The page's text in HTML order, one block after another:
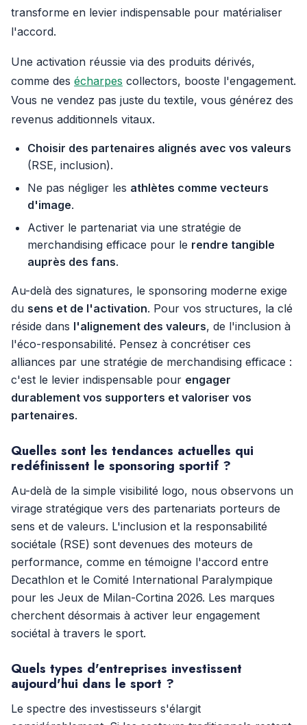
transforme en levier indispensable pour matérialiser
l'accord.
Une activation réussie via des produits dérivés,
comme des écharpes collectors, booste l'engagement.
Vous ne vendez pas juste du textile, vous générez des
revenus additionnels vitaux.
Choisir des partenaires alignés avec vos valeurs
(RSE, inclusion).
Ne pas négliger les athlètes comme vecteurs
d'image.
Activer le partenariat via une stratégie de
merchandising efficace pour le rendre tangible
auprès des fans.
Au-delà des signatures, le sponsoring moderne exige
du sens et de l'activation. Pour vos structures, la clé
réside dans l'alignement des valeurs, de l'inclusion à
l'éco-responsabilité. Pensez à concrétiser ces
alliances par une stratégie de merchandising efficace :
c'est le levier indispensable pour engager
durablement vos supporters et valoriser vos
partenaires.
Quelles sont les tendances actuelles qui
redéfinissent le sponsoring sportif ?
Au-delà de la simple visibilité logo, nous observons un
virage stratégique vers des partenariats porteurs de
sens et de valeurs. L'inclusion et la responsabilité
sociétale (RSE) sont devenues des moteurs de
performance, comme en témoigne l'accord entre
Decathlon et le Comité International Paralympique
pour les Jeux de Milan-Cortina 2026. Les marques
cherchent désormais à activer leur engagement
sociétal à travers le sport.
Quels types d'entreprises investissent
aujourd'hui dans le sport ?
Le spectre des investisseurs s'élargit